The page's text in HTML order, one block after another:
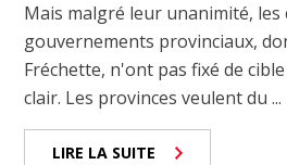
Mais malgré leur unanimité, les
gouvernements provinciaux,
Fréchette, n'ont pas fixé de
clair. Les provinces veulent du ...
LIRE LA SUITE